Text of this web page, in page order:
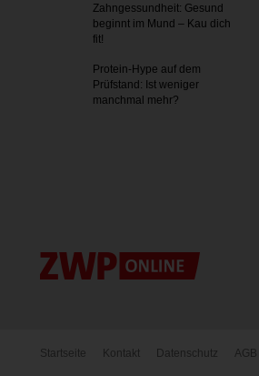
Zahnges­sundheit: Gesund
beginnt im Mund – Kau dich
fit!
Protein-Hype auf dem
Prüfstand: Ist weniger
manchmal mehr?
Startseite Kontakt Datenschutz AGB